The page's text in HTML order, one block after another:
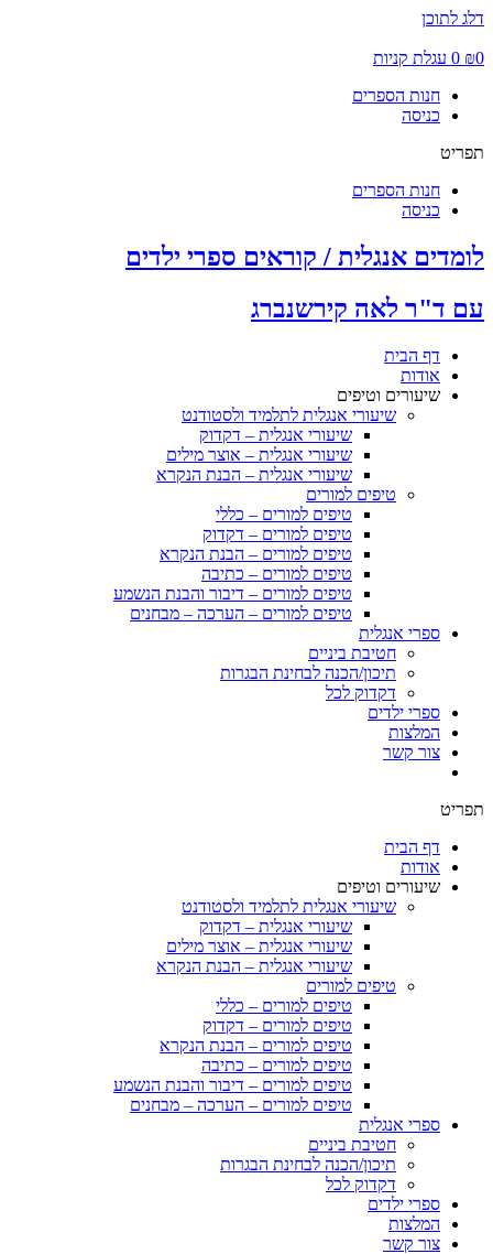
דלג לתוכן
₪0
0 עגלת קניות
חנות הספרים
כניסה
תפריט
חנות הספרים
כניסה
לומדים אנגלית / קוראים ספרי ילדים
עם ד"ר לאה קירשנברג
דף הבית
אודות
שיעורים וטיפים
שיעורי אנגלית לתלמיד ולסטודנט
שיעורי אנגלית – דקדוק
שיעורי אנגלית – אוצר מילים
שיעורי אנגלית – הבנת הנקרא
טיפים למורים
טיפים למורים – כללי
טיפים למורים – דקדוק
טיפים למורים – הבנת הנקרא
טיפים למורים – כתיבה
טיפים למורים – דיבור והבנת הנשמע
טיפים למורים – הערכה – מבחנים
ספרי אנגלית
חטיבת ביניים
תיכון/הכנה לבחינת הבגרות
דקדוק לכל
ספרי ילדים
המלצות
צור קשר
תפריט
דף הבית
אודות
שיעורים וטיפים
שיעורי אנגלית לתלמיד ולסטודנט
שיעורי אנגלית – דקדוק
שיעורי אנגלית – אוצר מילים
שיעורי אנגלית – הבנת הנקרא
טיפים למורים
טיפים למורים – כללי
טיפים למורים – דקדוק
טיפים למורים – הבנת הנקרא
טיפים למורים – כתיבה
טיפים למורים – דיבור והבנת הנשמע
טיפים למורים – הערכה – מבחנים
ספרי אנגלית
חטיבת ביניים
תיכון/הכנה לבחינת הבגרות
דקדוק לכל
ספרי ילדים
המלצות
צור קשר